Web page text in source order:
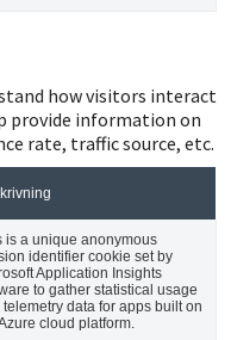
how visitors interact
provide information on
rate, traffic source, etc.
is a unique anonymous
identifier cookie set by
Application Insights
to gather statistical usage
telemetry data for apps built on
cloud platform.